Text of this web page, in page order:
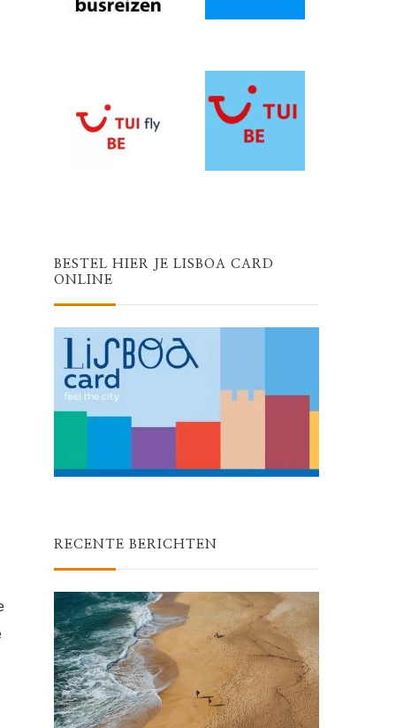
BESTEL HIER JE LISBOA CARD
ONLINE
RECENTE BERICHTEN